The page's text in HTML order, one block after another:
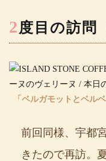
2度目の訪問
「ベルガモットとベル
前回同様、宇都
きたので再訪。